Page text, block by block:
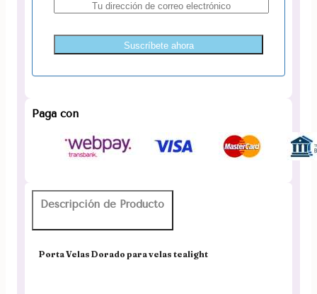
Suscríbete ahora
Paga con
Descripción de Producto
Porta Velas Dorado para velas tealight